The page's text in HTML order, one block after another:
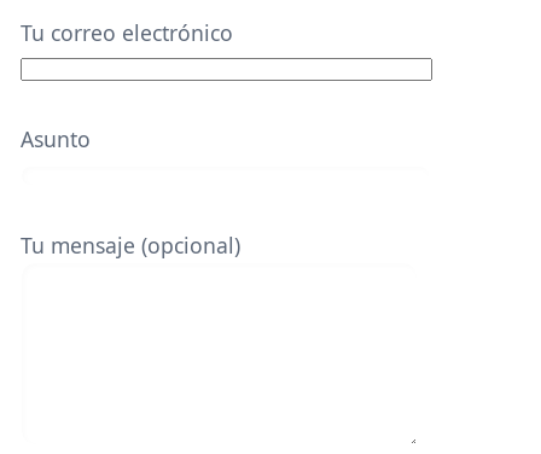
Tu correo electrónico
Asunto
Tu mensaje (opcional)